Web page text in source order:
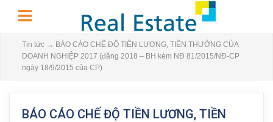
Tin tức → BÁO CÁO CHẾ ĐỘ TIỀN LƯƠNG, TIỀN THƯỞNG CỦA
DOANH NGHIỆP 2017 (đăng 2018 – BH kèm NĐ 81/2015/NĐ-CP
ngày 18/9/2015 của CP)
BÁO CÁO CHẾ ĐỘ TIỀN LƯƠNG, TIỀN